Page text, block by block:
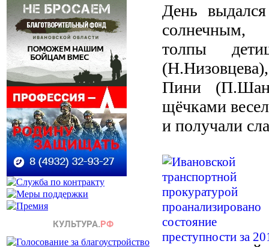
День
солнечным,
толпы
Пини
щёчками
и получали